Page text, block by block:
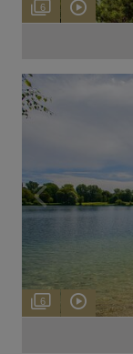
6
6